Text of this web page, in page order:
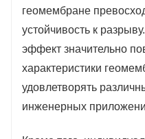
геомембране
устойчивость к
эффект значительно
характеристики
удовлетворять
инженерных